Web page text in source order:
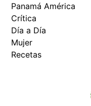
Panamá América
Crítica
Día a Día
Mujer
Recetas